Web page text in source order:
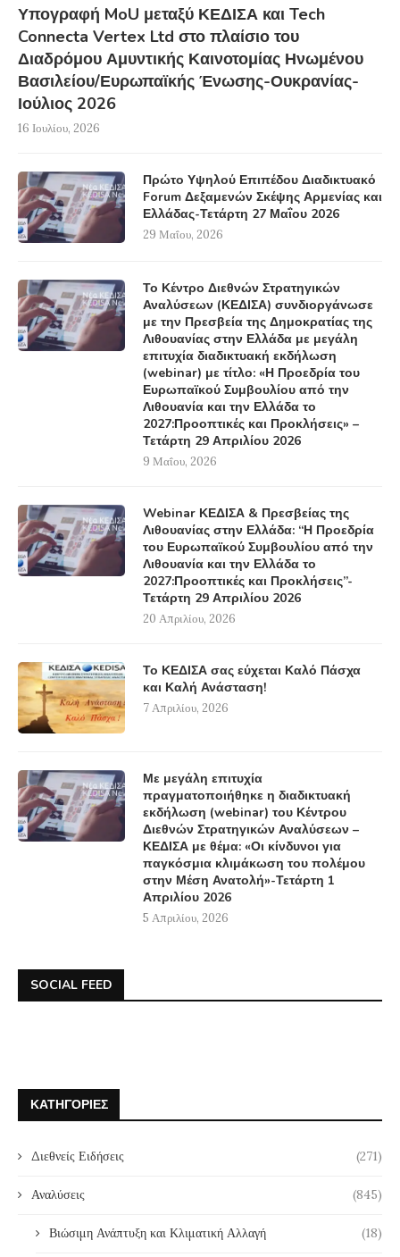
Υπογραφή MoU μεταξύ ΚΕΔΙΣΑ και Tech
Connecta Vertex Ltd στο πλαίσιο του
Διαδρόμου Αμυντικής Καινοτομίας Ηνωμένου
Βασιλείου/Ευρωπαϊκής Ένωσης-Ουκρανίας-
Ιούλιος 2026
16 Ιουλίου, 2026
Πρώτο Υψηλού Επιπέδου Διαδικτυακό
Forum Δεξαμενών Σκέψης Αρμενίας και
Ελλάδας-Τετάρτη 27 Μαΐου 2026
29 Μαΐου, 2026
Το Κέντρο Διεθνών Στρατηγικών
Αναλύσεων (ΚΕΔΙΣΑ) συνδιοργάνωσε
με την Πρεσβεία της Δημοκρατίας της
Λιθουανίας στην Ελλάδα με μεγάλη
επιτυχία διαδικτυακή εκδήλωση
(webinar) με τίτλο: «Η Προεδρία του
Ευρωπαϊκού Συμβουλίου από την
Λιθουανία και την Ελλάδα το
2027:Προοπτικές και Προκλήσεις» –
Τετάρτη 29 Απριλίου 2026
9 Μαΐου, 2026
Webinar ΚΕΔΙΣΑ & Πρεσβείας της
Λιθουανίας στην Ελλάδα: “Η Προεδρία
του Ευρωπαϊκού Συμβουλίου από την
Λιθουανία και την Ελλάδα το
2027:Προοπτικές και Προκλήσεις”-
Τετάρτη 29 Απριλίου 2026
20 Απριλίου, 2026
Το ΚΕΔΙΣΑ σας εύχεται Καλό Πάσχα
και Καλή Ανάσταση!
7 Απριλίου, 2026
Με μεγάλη επιτυχία
πραγματοποιήθηκε η διαδικτυακή
εκδήλωση (webinar) του Κέντρου
Διεθνών Στρατηγικών Αναλύσεων –
ΚΕΔΙΣΑ με θέμα: «Οι κίνδυνοι για
παγκόσμια κλιμάκωση του πολέμου
στην Μέση Ανατολή»-Τετάρτη 1
Απριλίου 2026
5 Απριλίου, 2026
SOCIAL FEED
ΚΑΤΗΓΟΡΊΕΣ
Διεθνείς Ειδήσεις (271)
Αναλύσεις (845)
Βιώσιμη Ανάπτυξη και Κλιματική Αλλαγή (18)